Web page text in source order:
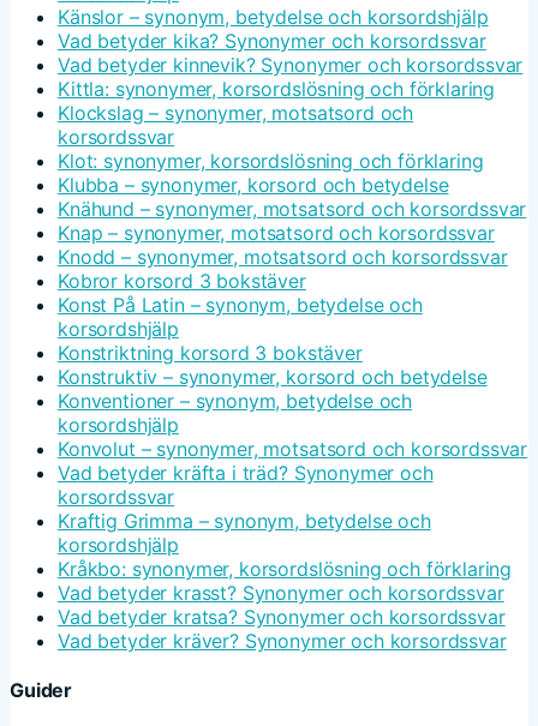
Känslor – synonym, betydelse och korsordshjälp
Vad betyder kika? Synonymer och korsordssvar
Vad betyder kinnevik? Synonymer och korsordssvar
Kittla: synonymer, korsordslösning och förklaring
Klockslag – synonymer, motsatsord och
korsordssvar
Klot: synonymer, korsordslösning och förklaring
Klubba – synonymer, korsord och betydelse
Knähund – synonymer, motsatsord och korsordssvar
Knap – synonymer, motsatsord och korsordssvar
Knodd – synonymer, motsatsord och korsordssvar
Kobror korsord 3 bokstäver
Konst På Latin – synonym, betydelse och
korsordshjälp
Konstriktning korsord 3 bokstäver
Konstruktiv – synonymer, korsord och betydelse
Konventioner – synonym, betydelse och
korsordshjälp
Konvolut – synonymer, motsatsord och korsordssvar
Vad betyder kräfta i träd? Synonymer och
korsordssvar
Kraftig Grimma – synonym, betydelse och
korsordshjälp
Kråkbo: synonymer, korsordslösning och förklaring
Vad betyder krasst? Synonymer och korsordssvar
Vad betyder kratsa? Synonymer och korsordssvar
Vad betyder kräver? Synonymer och korsordssvar
Guider